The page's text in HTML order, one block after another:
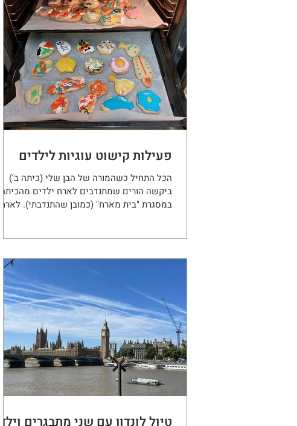
פעילות קישוט עוגיות לילדים
הכל התחיל כשהמורה של הבן שלי (כיתה ב')
ביקשה הורים שמתנדבים לארח ילדים מהכיתה
במסגרת "בית מארח" (כמובן שהתנדבתי). לארח
טיול לונדון עם שני מתבגרים וילדון